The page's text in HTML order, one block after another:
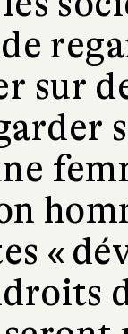
sur
«